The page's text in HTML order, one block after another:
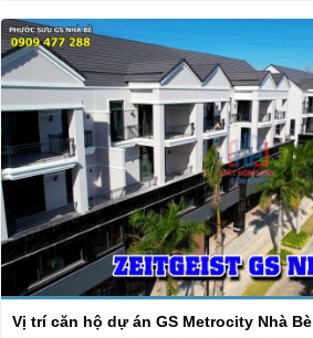
Vị trí căn hộ dự án GS Metrocity Nhà Bè